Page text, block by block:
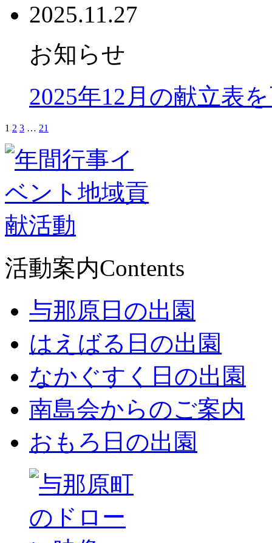
2025.11.27
お知らせ
2025年12月の献立表
1 2 3 … 21
活動案内Contents
与那原日の出園
はえばる日の出園
なかぐすく日の出園
南島会からのご案内
おもろ日の出園